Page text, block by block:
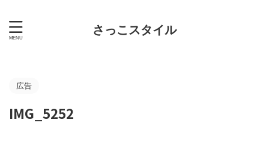
さっこスタイル
広告
IMG_5252